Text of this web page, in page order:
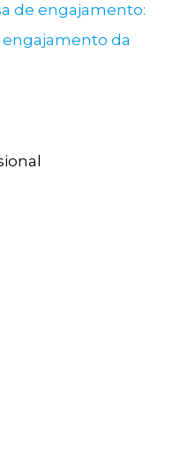
de engajamento:
engajamento da